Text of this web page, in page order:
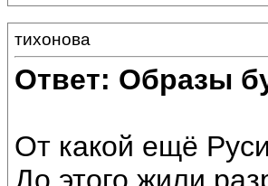
тихонова
Ответ: Образы
От какой ещё